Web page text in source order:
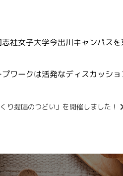
社女子大学今出川キャンパス
ワークは活発なディスカッショ
くり提唱のつどい」を開催しました！